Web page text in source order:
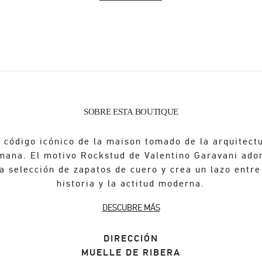
SOBRE ESTA BOUTIQUE
código icónico de la maison tomado de la
El motivo Rockstud de Valentino Garavani
selección de zapatos de cuero y crea un lazo
historia y la actitud moderna.
DESCUBRE MÁS
DIRECCIÓN
MUELLE DE RIBERA